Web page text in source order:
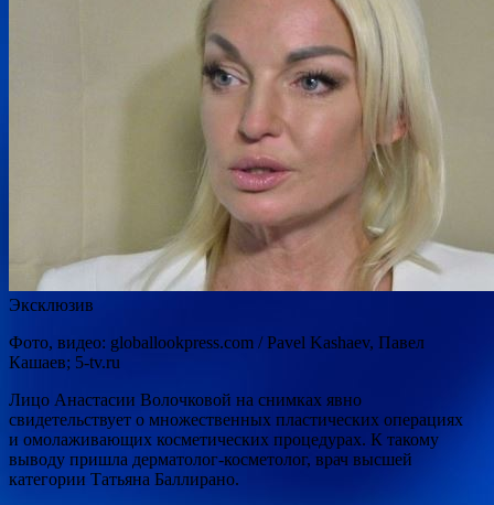
Эксклюзив
Фото, видео: globallookpress.com / Pavel Kashaev, Павел
Кашаев; 5-tv.ru
Лицо Анастасии Волочковой на снимках явно
свидетельствует о множественных пластических операциях
и омолаживающих косметических процедурах. К такому
выводу пришла дерматолог-косметолог, врач высшей
категории Татьяна Баллирано.